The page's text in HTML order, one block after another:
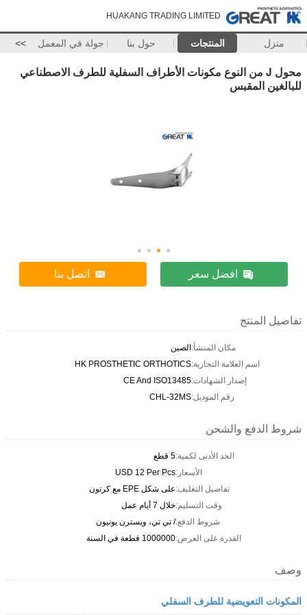
HUAKANG TRADING LIMITED
منزل المنتجات حول بنا جولة في المعمل >>
محول J من النوع مكونات الأطراف السفلية للطرف الاصطناعي
للبالغين المقبس
افضل سعر اتصل بنا
تفاصيل المنتج
مكان المنشأ:الصين
اسم العلامة التجارية:HK PROSTHETIC ORTHOTICS
إصدار الشهادات:CE And ISO13485
رقم الموديل:CHL-32MS
شروط الدفع والشحن
الحد الأدنى لكمية:5 قطع
الأسعار:USD 12 Per Pcs
تفاصيل التغليف:على شكل EPE مع كرتون
وقت التسليم:خلال 7 أيام عمل
شروط الدفع:/ تي تي، ويسترن يونيون
القدرة على العرض:1000000 قطعة في السنة
وصف
المكونات التعويضية للطرف السفلي